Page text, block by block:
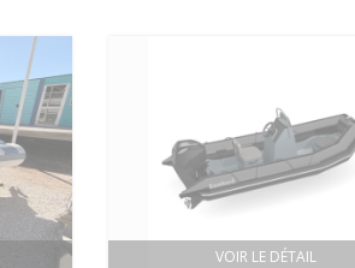
VOIR LE DÉTAIL